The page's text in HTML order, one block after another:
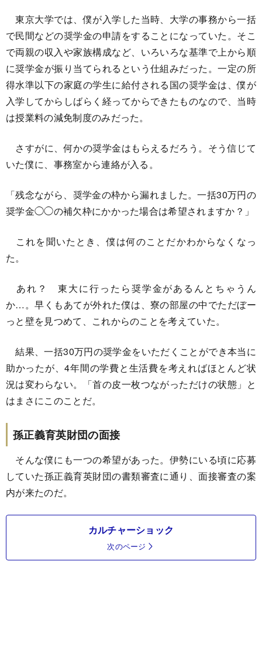
東京大学では、僕が入学した当時、大学の事務から一括
で民間などの奨学金の申請をすることになっていた。そこ
で両親の収入や家族構成など、いろいろな基準で上から順
に奨学金が振り当てられるという仕組みだった。一定の所
得水準以下の家庭の学生に給付される国の奨学金は、僕が
入学してからしばらく経ってからできたものなので、当時
は授業料の減免制度のみだった。
さすがに、何かの奨学金はもらえるだろう。そう信じて
いた僕に、事務室から連絡が入る。
「残念ながら、奨学金の枠から漏れました。一括30万円の
奨学金◯◯の補欠枠にかかった場合は希望されますか？」
これを聞いたとき、僕は何のことだかわからなくなっ
た。
あれ？ 東大に行ったら奨学金があるんとちゃうん
か…。早くもあてが外れた僕は、寮の部屋の中でただぼー
っと壁を見つめて、これからのことを考えていた。
結果、一括30万円の奨学金をいただくことができ本当に
助かったが、4年間の学費と生活費を考えればほとんど状
況は変わらない。「首の皮一枚つながっただけの状態」と
はまさにこのことだ。
孫正義育英財団の面接
そんな僕にも一つの希望があった。伊勢にいる頃に応募
していた孫正義育英財団の書類審査に通り、面接審査の案
内が来たのだ。
カルチャーショック
次のページ